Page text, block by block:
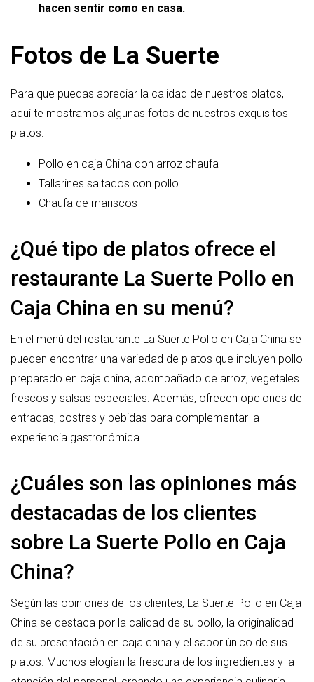
hacen sentir como en casa.
Fotos de La Suerte
Para que puedas apreciar la calidad de nuestros platos,
aquí te mostramos algunas fotos de nuestros exquisitos
platos:
Pollo en caja China con arroz chaufa
Tallarines saltados con pollo
Chaufa de mariscos
¿Qué tipo de platos ofrece el
restaurante La Suerte Pollo en
Caja China en su menú?
En el menú del restaurante La Suerte Pollo en Caja China se
pueden encontrar una variedad de platos que incluyen pollo
preparado en caja china, acompañado de arroz, vegetales
frescos y salsas especiales. Además, ofrecen opciones de
entradas, postres y bebidas para complementar la
experiencia gastronómica.
¿Cuáles son las opiniones más
destacadas de los clientes
sobre La Suerte Pollo en Caja
China?
Según las opiniones de los clientes, La Suerte Pollo en Caja
China se destaca por la calidad de su pollo, la originalidad
de su presentación en caja china y el sabor único de sus
platos. Muchos elogian la frescura de los ingredientes y la